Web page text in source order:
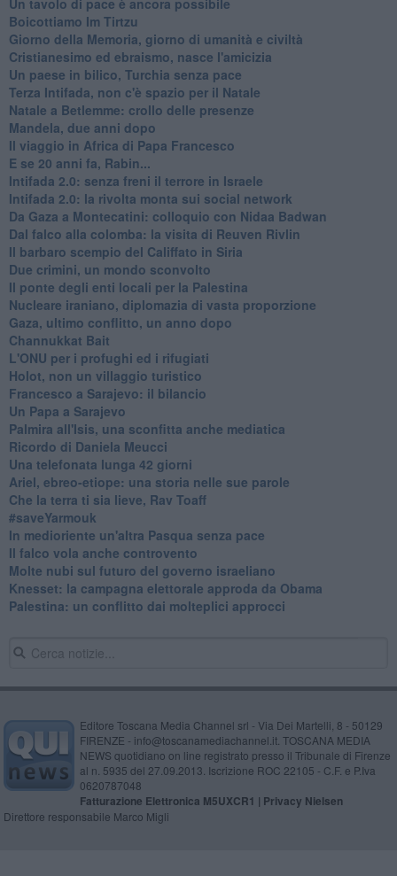
Boicottiamo Im Tirtzu
Giorno della Memoria, giorno di umanità e civiltà
Cristianesimo ed ebraismo, nasce l'amicizia
Un paese in bilico, Turchia senza pace
Terza Intifada, non c'è spazio per il Natale
Natale a Betlemme: crollo delle presenze
Mandela, due anni dopo
Il viaggio in Africa di Papa Francesco
E se 20 anni fa, Rabin...
Intifada 2.0: senza freni il terrore in Israele
Intifada 2.0: la rivolta monta sui social network
Da Gaza a Montecatini: colloquio con Nidaa Badwan
Dal falco alla colomba: la visita di Reuven Rivlin
Il barbaro scempio del Califfato in Siria
Due crimini, un mondo sconvolto
Il ponte degli enti locali per la Palestina
Nucleare iraniano, diplomazia di vasta proporzione
Gaza, ultimo conflitto, un anno dopo
Channukkat Bait
L'ONU per i profughi ed i rifugiati
Holot, non un villaggio turistico
Francesco a Sarajevo: il bilancio
Un Papa a Sarajevo
Palmira all'Isis, una sconfitta anche mediatica
Ricordo di Daniela Meucci
​Una telefonata lunga 42 giorni
​Ariel, ebreo-etiope: una storia nelle sue parole
Che la terra ti sia lieve, Rav Toaff
​#saveYarmouk
​In medioriente un'altra Pasqua senza pace
​Il falco vola anche controvento
Molte nubi sul futuro del governo israeliano
Knesset: la campagna elettorale approda da Obama
Palestina: un conflitto dai molteplici approcci
Editore Toscana Media Channel srl - Via Dei Martelli, 8 - 50129
FIRENZE - info@toscanamediachannel.it. TOSCANA MEDIA
NEWS quotidiano on line registrato presso il Tribunale di Firenze
al n. 5935 del 27.09.2013. Iscrizione ROC 22105 - C.F. e P.Iva
0620787048
Fatturazione Elettronica M5UXCR1 | Privacy Nielsen
Direttore responsabile Marco Migli